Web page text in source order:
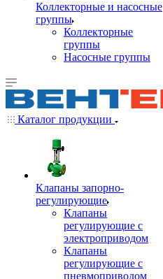
Коллекторные и насосные
группы
Коллекторные
группы
Насосные группы
Каталог продукции
Клапаны запорно-
регулирующие
Клапаны
регулирующие с
электроприводом
Клапаны
регулирующие с
пневмоприводом